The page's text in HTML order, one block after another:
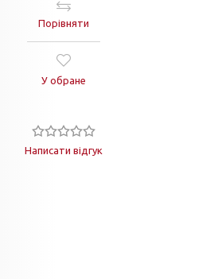
Порівняти
У обране
Написати відгук